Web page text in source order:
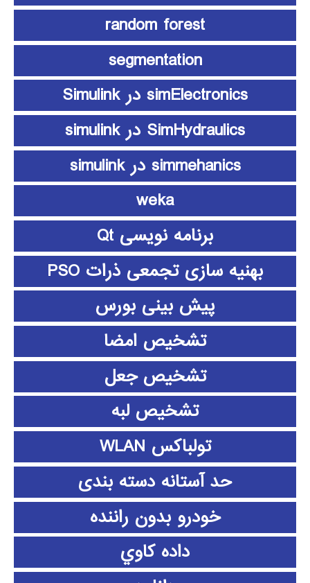
random forest
segmentation
simElectronics در Simulink
SimHydraulics در simulink
simmehanics در simulink
weka
برنامه نویسی Qt
بهنیه سازی تجمعی ذرات PSO
پیش بینی بورس
تشخیص امضا
تشخیص جعل
تشخیص لبه
تولباکس WLAN
حد آستانه دسته بندی
خودرو بدون راننده
داده كاوي